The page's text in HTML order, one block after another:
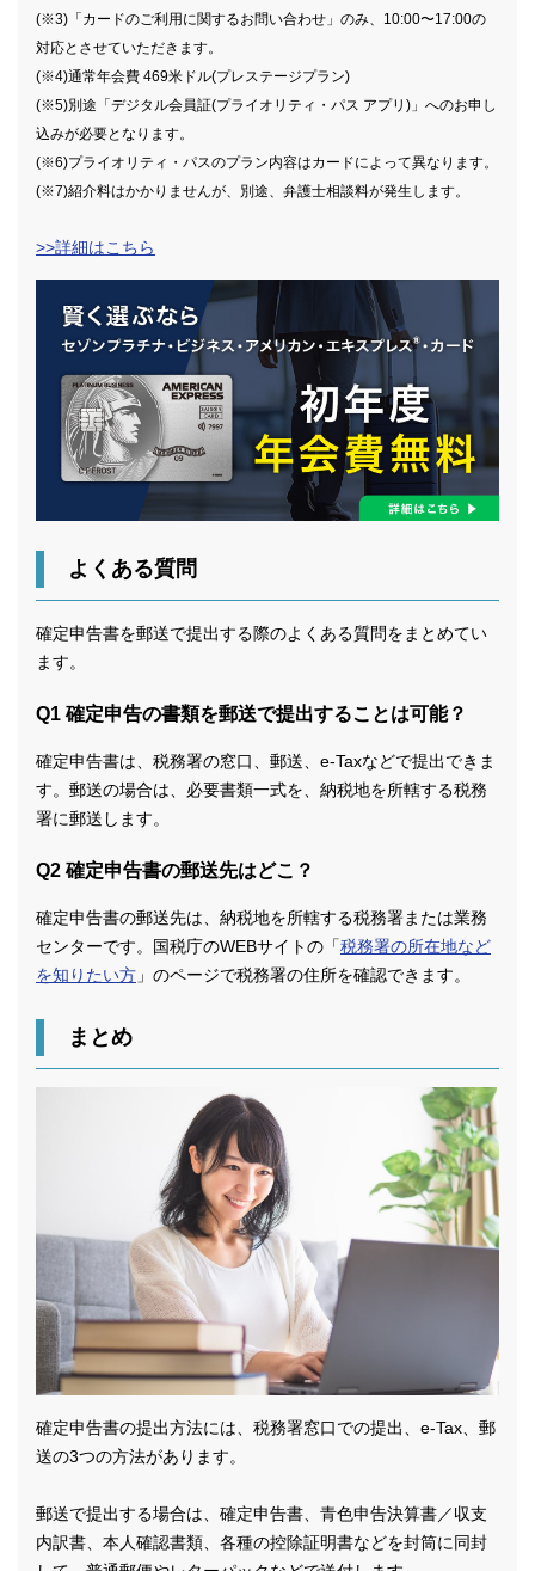
(※3)「カードのご利用に関するお問い合わせ」のみ、10:00〜17:00の
対応とさせていただきます。
(※4)通常年会費 469米ドル(プレステージプラン)
(※5)別途「デジタル会員証(プライオリティ・パス アプリ)」へのお申し
込みが必要となります。
(※6)プライオリティ・パスのプラン内容はカードによって異なります。
(※7)紹介料はかかりませんが、別途、弁護士相談料が発生します。
>>詳細はこちら
よくある質問
確定申告書を郵送で提出する際のよくある質問をまとめてい
ます。
Q1 確定申告の書類を郵送で提出することは可能？
確定申告書は、税務署の窓口、郵送、e-Taxなどで提出できま
す。郵送の場合は、必要書類一式を、納税地を所轄する税務
署に郵送します。
Q2 確定申告書の郵送先はどこ？
確定申告書の郵送先は、納税地を所轄する税務署または業務
センターです。国税庁のWEBサイトの「税務署の所在地など
を知りたい方 」のページで税務署の住所を確認できます。
まとめ
確定申告書の提出方法には、税務署窓口での提出、e-Tax、郵
送の3つの方法があります。
郵送で提出する場合は、確定申告書、青色申告決算書／収支
内訳書、本人確認書類、各種の控除証明書などを封筒に同封